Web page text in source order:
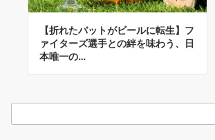
【折れたバットがビールに転生】フ
ァイターズ選手との絆を味わう、日
本唯一の…
索